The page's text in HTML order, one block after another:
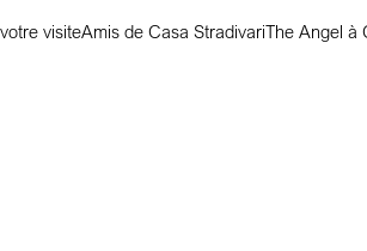
visiteAmis de Casa StradivariThe Angel à